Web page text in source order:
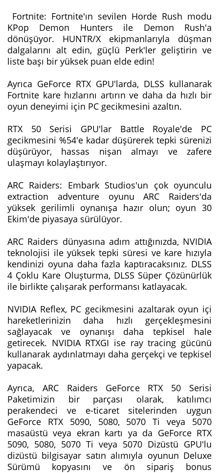
Fortnite: Fortnite'ın sevilen Horde Rush modu
KPop Demon Hunters ile Demon Rush'a
dönüşüyor. HUNTR/X ekipmanlarıyla düşman
dalgalarını alt edin, güçlü Perk'ler geliştirin ve
liste başı bir yüksek puan elde edin!
Ayrıca GeForce RTX GPU'larda, DLSS kullanarak
Fortnite kare hızlarını artırın ve daha da hızlı bir
oyun deneyimi için PC gecikmesini azaltın.
RTX 50 Serisi GPU'lar Battle Royale'de PC
gecikmesini %54'e kadar düşürerek tepki sürenizi
düşürüyor, hassas nişan almayı ve zafere
ulaşmayı kolaylaştırıyor.
ARC Raiders: Embark Studios'un çok oyunculu
extraction adventure oyunu ARC Raiders'da
yüksek gerilimli oynanışa hazır olun; oyun 30
Ekim'de piyasaya sürülüyor.
ARC Raiders dünyasına adım attığınızda, NVIDIA
teknolojisi ile yüksek tepki süresi ve kare hızıyla
kendinizi oyuna daha fazla kaptıracaksınız. DLSS
4 Çoklu Kare Oluşturma, DLSS Süper Çözünürlük
ile birlikte çalışarak performansı katlayacak.
NVIDIA Reflex, PC gecikmesini azaltarak oyun içi
hareketlerinizin daha hızlı gerçekleşmesini
sağlayacak ve oynanışı daha tepkisel hale
getirecek. NVIDIA RTXGI ise ray tracing gücünü
kullanarak aydınlatmayı daha gerçekçi ve tepkisel
yapacak.
Ayrıca, ARC Raiders GeForce RTX 50 Serisi
Paketimizin bir parçası olarak, katılımcı
perakendeci ve e-ticaret sitelerinden uygun
GeForce RTX 5090, 5080, 5070 Ti veya 5070
masaüstü veya ekran kartı ya da GeForce RTX
5090, 5080, 5070 Ti veya 5070 Dizüstü GPU'lu
dizüstü bilgisayar satın alımıyla oyunun Deluxe
Sürümü kopyasını ve ön sipariş bonus